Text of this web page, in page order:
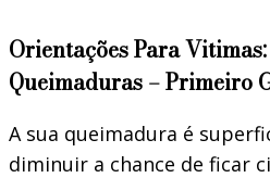
Orientações Para
Queimaduras – Primeiro
A sua queimadura é
diminuir a chance de ficar